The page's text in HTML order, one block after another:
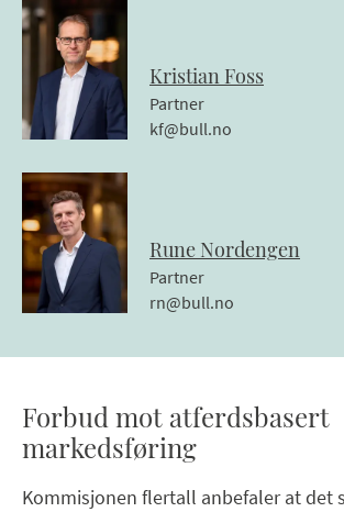
Kristian Foss
Partner
kf@bull.no
Rune Nordengen
Partner
rn@bull.no
Forbud mot atferdsbasert
markedsføring
Kommisjonen flertall anbefaler at det